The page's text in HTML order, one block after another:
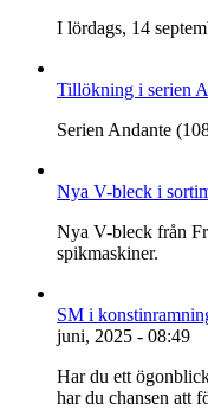
I lördags, 14
Tillökning i serien
Serien Andante
Nya V-bleck i
Nya V-bleck från
spikmaskiner.
SM i
juni, 2025 - 08:49
Har du ett
har du chansen att